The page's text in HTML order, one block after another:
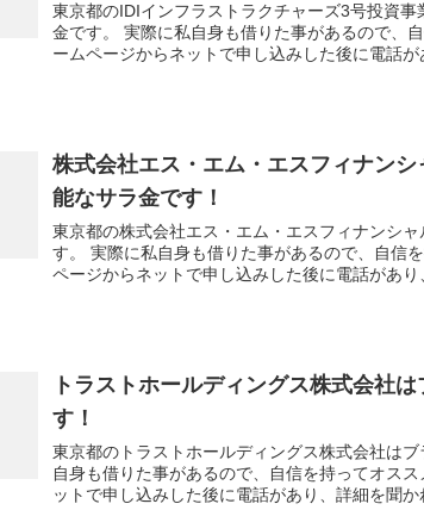
東京都のIDIインフラストラクチャーズ3号投資
金です。 実際に私自身も借りた事があるので、
ームページからネットで申し込みした後に電話
株式会社エス・エム・エスフィナン
能なサラ金です！
東京都の株式会社エス・エム・エスフィナンシ
す。 実際に私自身も借りた事があるので、自信
ページからネットで申し込みした後に電話があり
トラストホールディングス株式会社
す！
東京都のトラストホールディングス株式会社は
自身も借りた事があるので、自信を持ってオス
ットで申し込みした後に電話があり、詳細を聞か